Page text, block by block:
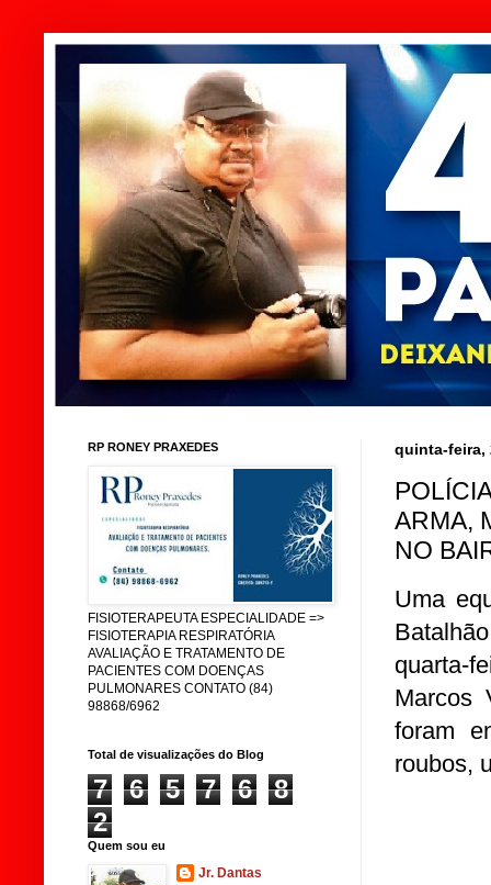
quinta-feira,
ARMA,
NO
Uma
quarta-
Marcos
foram
roubos,
RP RONEY PRAXEDES
FISIOTERAPEUTA ESPECIALIDADE =>
FISIOTERAPIA RESPIRATÓRIA
AVALIAÇÃO E TRATAMENTO DE
PACIENTES COM DOENÇAS
PULMONARES CONTATO (84)
98868/6962
Total de visualizações do Blog
7 6 5 7 6
8
2
Quem sou eu
Jr. Dantas